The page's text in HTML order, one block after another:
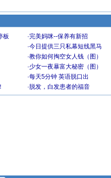
板 ·完美妈咪--保养有新招
·今日提供三只私幕短线黑马
·教你如何掏空女人钱（图）
·少女一夜暴富大秘密（图）
·每天5分钟 英语脱口出
· 脱发，白发患者的福音